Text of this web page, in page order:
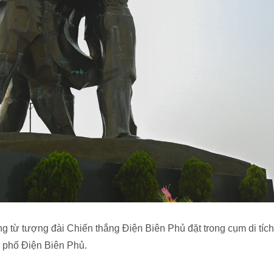
từ tượng đài Chiến thắng Điện Biên Phủ đặt trong cụm di tích
Điện Biên Phủ.